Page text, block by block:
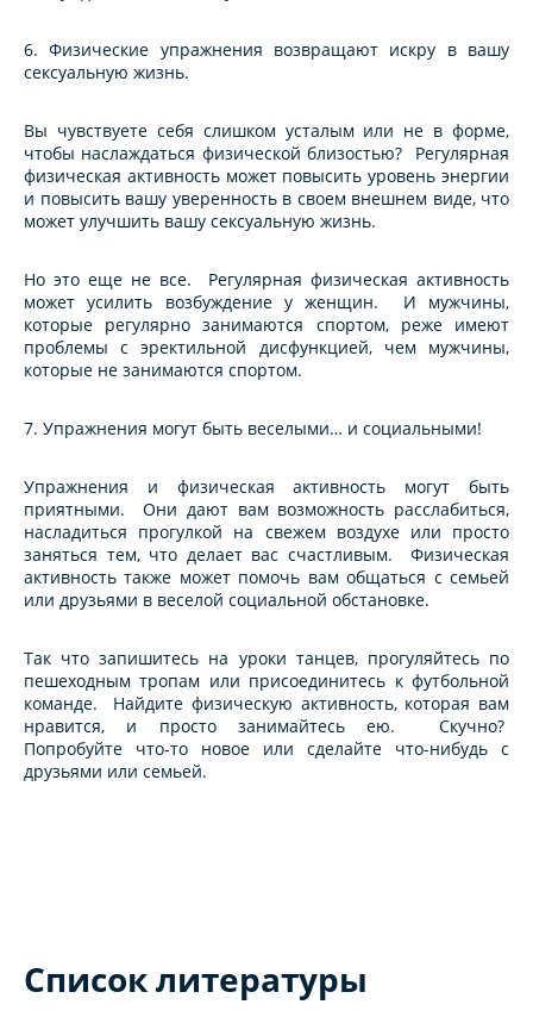
6. Физические упражнения возвращают искру в вашу
сексуальную жизнь.
Вы чувствуете себя слишком усталым или не в форме,
чтобы наслаждаться физической близостью? Регулярная
физическая активность может повысить уровень энергии
и повысить вашу уверенность в своем внешнем виде, что
может улучшить вашу сексуальную жизнь.
Но это еще не все. Регулярная физическая активность
может усилить возбуждение у женщин. И мужчины,
которые регулярно занимаются спортом, реже имеют
проблемы с эректильной дисфункцией, чем мужчины,
которые не занимаются спортом.
7. Упражнения могут быть веселыми… и социальными!
Упражнения и физическая активность могут быть
приятными. Они дают вам возможность расслабиться,
насладиться прогулкой на свежем воздухе или просто
заняться тем, что делает вас счастливым. Физическая
активность также может помочь вам общаться с семьей
или друзьями в веселой социальной обстановке.
Так что запишитесь на уроки танцев, прогуляйтесь по
пешеходным тропам или присоединитесь к футбольной
команде. Найдите физическую активность, которая вам
нравится, и просто занимайтесь ею. Скучно?
Попробуйте что-то новое или сделайте что-нибудь с
друзьями или семьей.
Список литературы